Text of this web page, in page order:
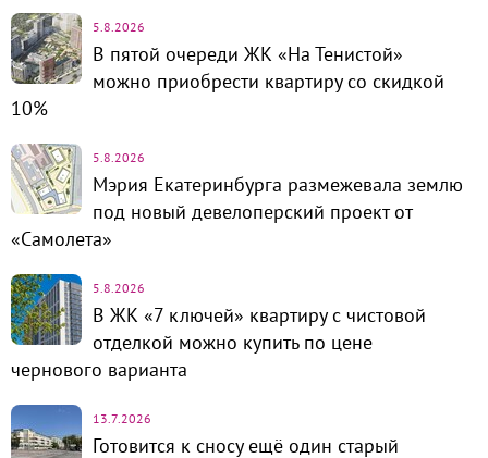
5.8.2026
В пятой очереди ЖК «На Тенистой»
можно приобрести квартиру со скидкой
10%
5.8.2026
Мэрия Екатеринбурга размежевала землю
под новый девелоперский проект от
«Самолета»
5.8.2026
В ЖК «7 ключей» квартиру с чистовой
отделкой можно купить по цене
чернового варианта
13.7.2026
Готовится к сносу ещё один старый